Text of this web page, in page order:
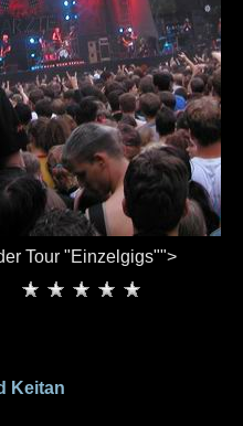
Tour "Einzelgigs"">
Keitan